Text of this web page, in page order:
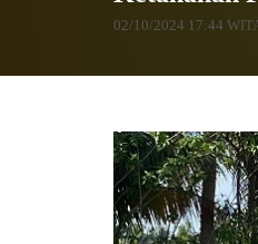
02/10/2024 17:44